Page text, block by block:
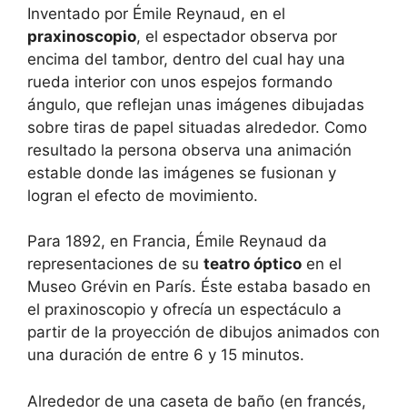
Inventado por Émile Reynaud, en el
praxinoscopio, el espectador observa por
encima del tambor, dentro del cual hay una
rueda interior con unos espejos formando
ángulo, que reflejan unas imágenes dibujadas
sobre tiras de papel situadas alrededor. Como
resultado la persona observa una animación
estable donde las imágenes se fusionan y
logran el efecto de movimiento.
Para 1892, en Francia, Émile Reynaud da
representaciones de su teatro óptico en el
Museo Grévin en París. Éste estaba basado en
el praxinoscopio y ofrecía un espectáculo a
partir de la proyección de dibujos animados con
una duración de entre 6 y 15 minutos.
Alrededor de una caseta de baño (en francés,